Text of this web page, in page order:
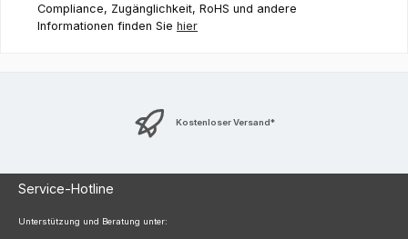
Compliance, Zugänglichkeit, RoHS und andere
Informationen finden Sie hier
Kostenloser Versand*
Service-Hotline
Unterstützung und Beratung unter: